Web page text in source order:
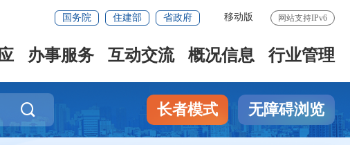
网站支持IPv6
移动版
国务院 住建部 省政府
办事服务 互动交流 概况信息 行业管理
 长者模式 无障碍浏览